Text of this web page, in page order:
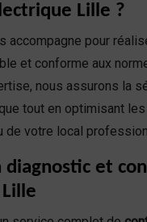
Lille ?
accompagne pour
et conforme aux
nous assurons la
tout en optimisant
de votre local
diagnostic et